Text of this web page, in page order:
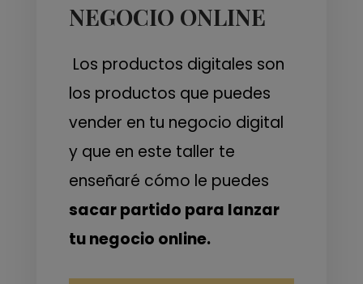
NEGOCIO ONLINE
Los productos digitales son
los productos que puedes
vender en tu negocio digital
y que en este taller te
enseñaré cómo le puedes
sacar partido para lanzar
tu negocio online.